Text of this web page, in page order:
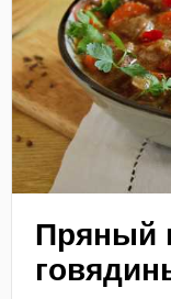
Пряный